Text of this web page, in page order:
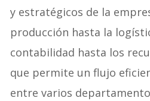
y estratégicos de la
producción hasta la
contabilidad hasta los
que permite un flujo
entre varios